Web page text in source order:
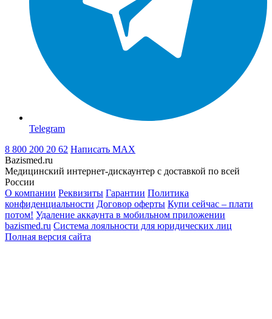
Telegram
8 800 200 20 62 Написать MAX
Bazismed.ru
Медицинский интернет-дискаунтер с доставкой по всей
России
О компании Реквизиты Гарантии Политика
конфиденциальности Договор оферты Купи сейчас – плати
потом! Удаление аккаунта в мобильном приложении
bazismed.ru Система лояльности для юридических лиц
Полная версия сайта